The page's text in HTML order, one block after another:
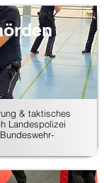
& taktisches
Landespolizei